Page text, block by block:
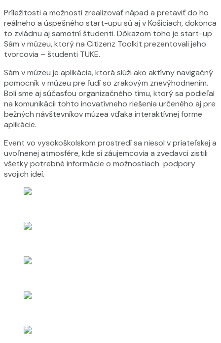
Príležitosti a možnosti zrealizovať nápad a pretaviť do ho
reálneho a úspešného start-upu sú aj v Košiciach, dokonca
to zvládnu aj samotní študenti. Dôkazom toho je start-up
Sám v múzeu, ktorý na Citizenz Toolkit prezentovali jeho
tvorcovia – študenti TUKE.
Sám v múzeu je aplikácia, ktorá slúži ako aktívny navigačný
pomocník v múzeu pre ľudí so zrakovým znevýhodnením.
Boli sme aj súčasťou organizačného tímu, ktorý sa podieľal
na komunikácii tohto inovatívneho riešenia určeného aj pre
bežných návštevníkov múzea vďaka interaktívnej forme
aplikácie.
Event vo vysokoškolskom prostredí sa niesol v priateľskej a
uvoľnenej atmosfére, kde si záujemcovia a zvedavci zistili
všetky potrebné informácie o možnostiach podpory
svojich ideí.